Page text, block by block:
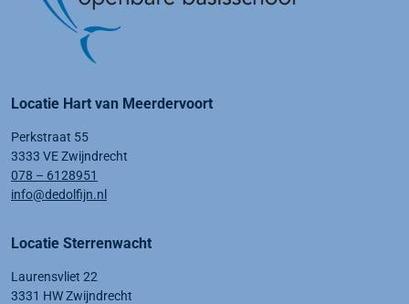
Locatie Hart van Meerdervoort
Perkstraat 55
3333 VE Zwijndrecht
078 – 6128951
info@dedolfijn.nl
Locatie Sterrenwacht
Laurensvliet 22
3331 HW Zwijndrecht